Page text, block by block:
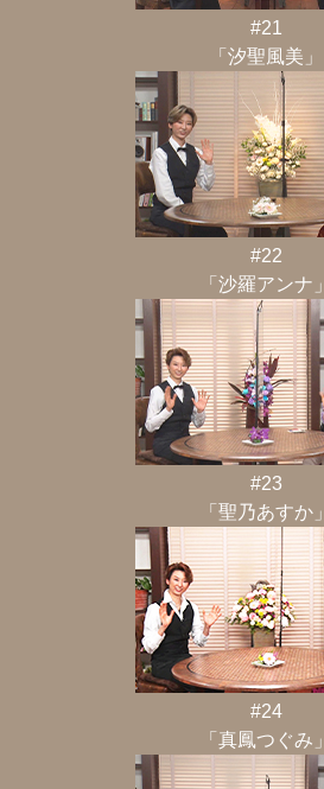
#21
「汐聖風美」
#22
「沙羅アンナ」
#23
「聖乃あすか」
#24
「真鳳つぐみ」